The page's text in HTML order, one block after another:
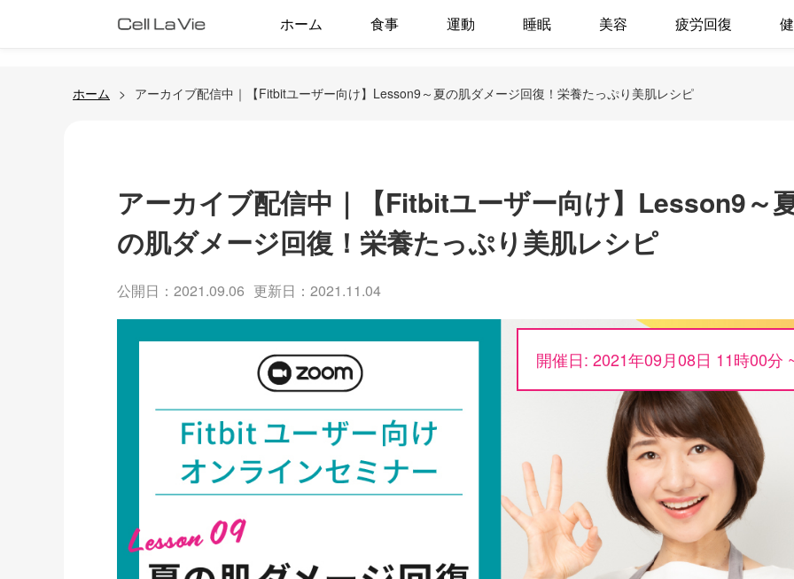
ホーム 食事 運動 睡眠 美容 疲労回復
ホーム アーカイブ配信中｜【Fitbitユーザー向け】Lesson9～夏の肌ダメージ回復！栄養たっぷり美肌レシピ
アーカイブ配信中｜【Fitbitユーザー向け】Lesson9～
の肌ダメージ回復！栄養たっぷり美肌レシピ
公開日：2021.09.06 更新日：2021.11.04
開催日: 2021年09月08日 11時00分